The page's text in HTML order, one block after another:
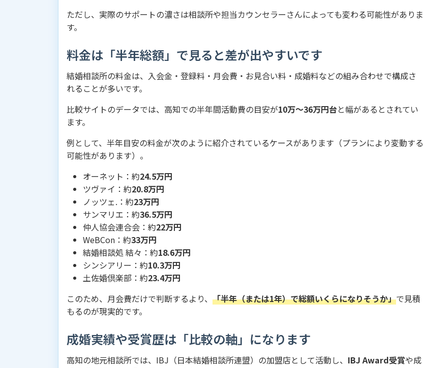
ただし、実際のサポートの濃さは相談所や担当カウンセラーさんによっても変わる可能性がありま
す。
料金は「半年総額」で見ると差が出やすいです
結婚相談所の料金は、入会金・登録料・月会費・お見合い料・成婚料などの組み合わせで構成さ
れることが多いです。
比較サイトのデータでは、高知での半年間活動費の目安が10万〜36万円台と幅があるとされてい
ます。
例として、半年目安の料金が次のように紹介されているケースがあります（プランにより変動する
可能性があります）。
オーネット：約24.5万円
ツヴァイ：約20.8万円
ノッツェ.：約23万円
サンマリエ：約36.5万円
仲人協会連合会：約22万円
WeBCon：約33万円
結婚相談処 結々：約18.6万円
シンシアリー：約10.3万円
土佐婚倶楽部：約23.4万円
このため、月会費だけで判断するより、 「半年（または1年）で総額いくらになりそうか」で見積
もるのが現実的です。
成婚実績や受賞歴は「比較の軸」になります
高知の地元相談所では、IBJ（日本結婚相談所連盟）の加盟店として活動し、 IBJ Award受賞や成